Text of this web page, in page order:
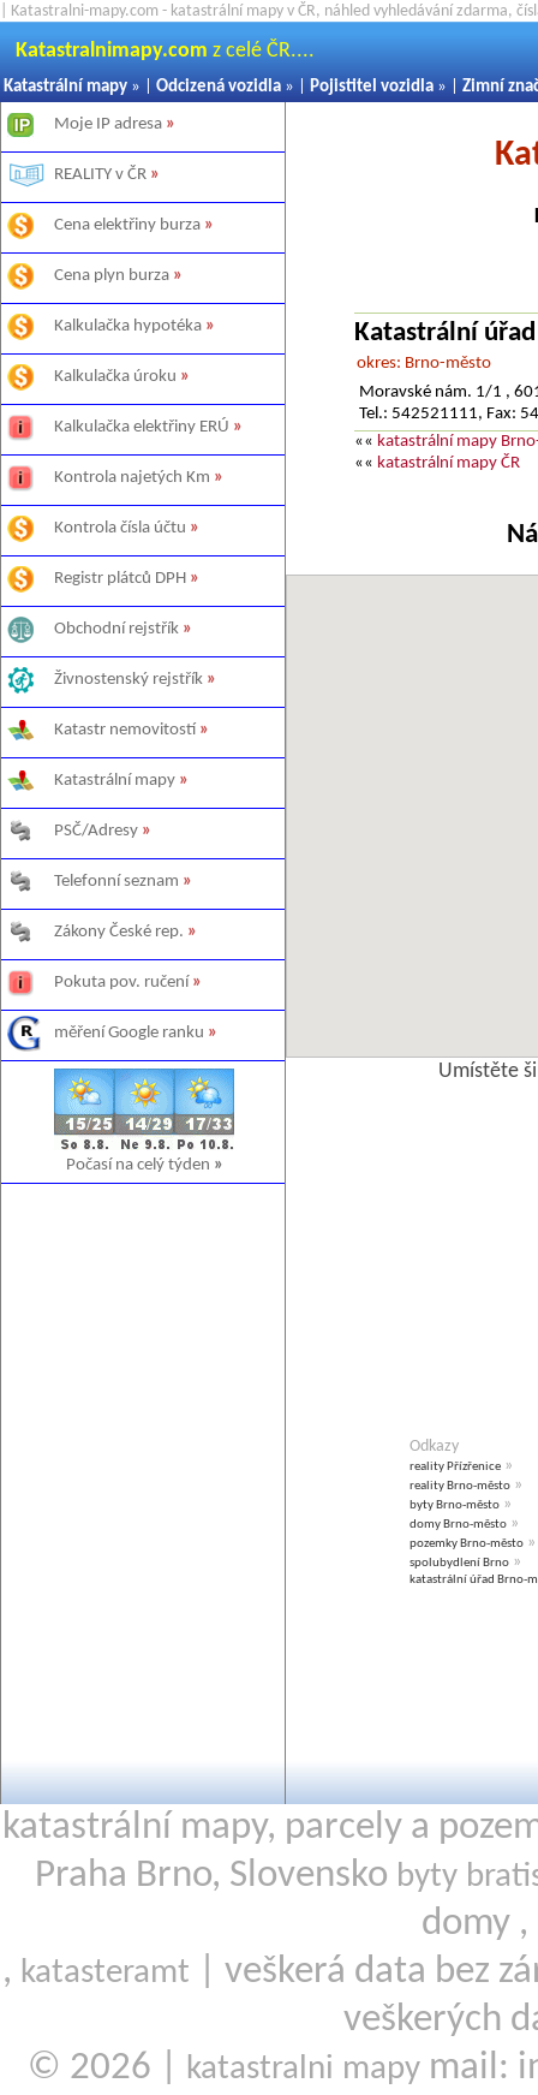
| Katastralni-mapy.com - katastrální mapy v ČR, náhled vyhledávání zdarma,
Katastralnimapy.com z celé ČR....
Katastrální mapy » | Odcizená vozidla » | Pojistitel vozidla » | Zimní
Moje IP adresa »
REALITY v ČR »
Cena elektřiny burza »
Cena plyn burza »
Kalkulačka hypotéka »
Kalkulačka úroku »
Kalkulačka elektřiny ERÚ »
Kontrola najetých Km »
Kontrola čísla účtu »
Registr plátců DPH »
Obchodní rejstřík »
Živnostenský rejstřík »
Katastr nemovitostí »
Katastrální mapy »
PSČ/Adresy »
Telefonní seznam »
Zákony České rep. »
Pokuta pov. ručení »
měření Google ranku »
Počasí na celý týden »
Katastrální
okres: Brno-město
Moravské nám. 1/1 ,
Tel.: 542521111, Fax:
«« katastrální mapy
«« katastrální mapy ČR
Umístěte
Odkazy
reality Přízřenice »
reality Brno-město »
byty Brno-město »
domy Brno-město »
pozemky Brno-město »
spolubydlení Brno »
katastrální úřad Brno-
katastrální mapy, parcely a
Praha Brno, Slovensko byty
domy ,
, katasteramt
| veškerá data bez
veškerých
© 2026 |
katastralni mapy mail: